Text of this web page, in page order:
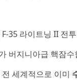
35 라이트닝 II 전
버지니아급 핵잠
세계적으로 이미